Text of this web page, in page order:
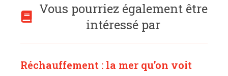
Vous pourriez également être
intéressé par
Réchauffement : la mer qu’on voit